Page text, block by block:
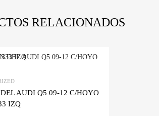
RELACIONADOS
AUDI Q5 09-12 C/HOYO
IZQ